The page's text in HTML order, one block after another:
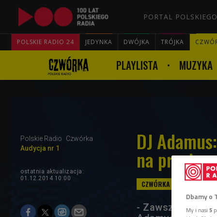
PORTAL
POLSKIE RADIO 24 JEDYNKA DWÓJKA TRÓJKA
PLAYLISTA MUZYKA
Polskie Radio
Czwórka
Audycja nr 1
DJ
na
ostatnia aktualizacja:
01.12.2014 10:00
- Zawsze
Dbamy o
My i nasi 5